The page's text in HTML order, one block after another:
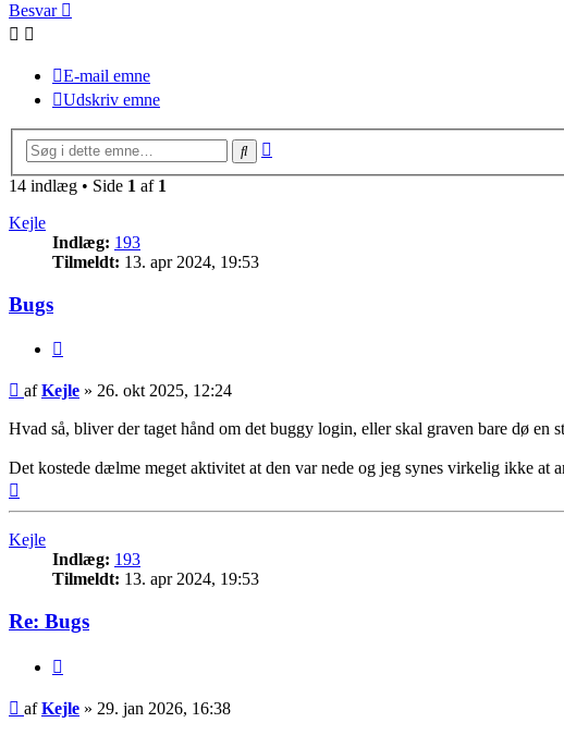
Besvar
E-mail emne
Udskriv emne
Søg
14 indlæg • Side 1 af 1
Kejle
Indlæg: 193
Tilmeldt: 13. apr 2024, 19:53
Bugs
Indlæg
afKejle » 26. okt 2025, 12:24
Hvad så, bliver der taget hånd om det buggy login, eller skal graven bare dø en
Det kostede dælme meget aktivitet at den var nede og jeg synes virkelig ikke at
Kejle
Indlæg: 193
Tilmeldt: 13. apr 2024, 19:53
Re: Bugs
Indlæg
afKejle » 29. jan 2026, 16:38